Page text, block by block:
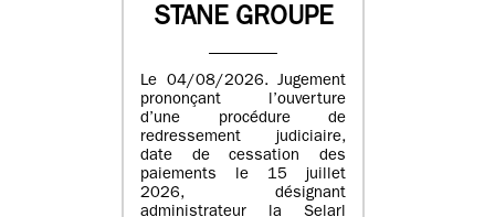
STANE GROUPE
Le 04/08/2026. Jugement
prononçant l’ouverture
d’une procédure de
redressement judiciaire,
date de cessation des
paiements le 15 juillet
2026, désignant
administrateur la Selarl